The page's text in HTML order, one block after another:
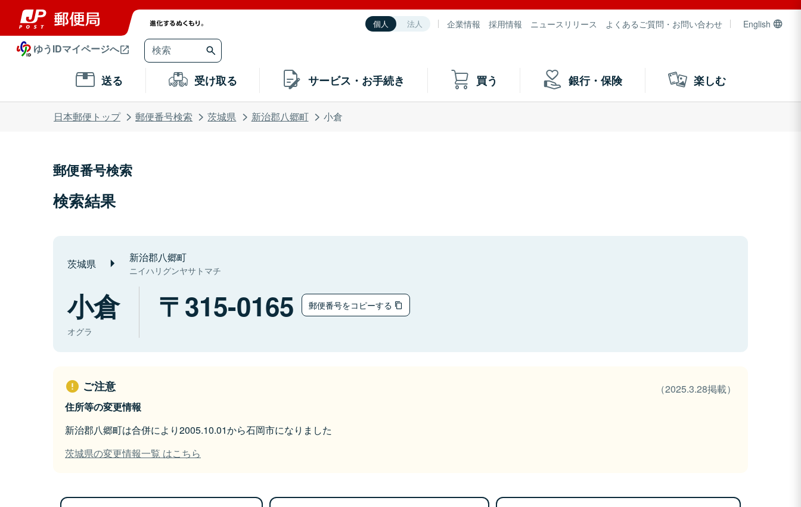
個人 法人 企業情報 採用情報 ニュースリリース よくあるご質問・お問い合わせ English
ゆうIDマイページへ
送る 受け取る サービス・お手続き 買う 銀行・保険 楽しむ
日本郵便トップ 郵便番号検索 茨城県 新治郡八郷町 小倉
郵便番号検索
検索結果
茨城県 新治郡八郷町
ニイハリグンヤサトマチ
小倉
オグラ
315-0165 郵便番号をコピーする
ご注意
（2025.3.28掲載）
住所等の変更情報
新治郡八郷町は合併により2005.10.01から石岡市になりました
茨城県の変更情報一覧 はこちら